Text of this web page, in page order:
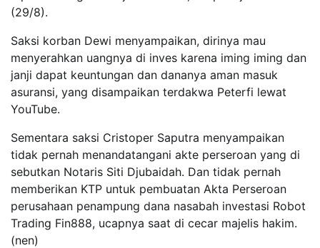
(29/8).
Saksi korban Dewi menyampaikan, dirinya mau
menyerahkan uangnya di inves karena iming iming dan
janji dapat keuntungan dan dananya aman masuk
asuransi, yang disampaikan terdakwa Peterfi lewat
YouTube.
Sementara saksi Cristoper Saputra menyampaikan
tidak pernah menandatangani akte perseroan yang di
sebutkan Notaris Siti Djubaidah. Dan tidak pernah
memberikan KTP untuk pembuatan Akta Perseroan
perusahaan penampung dana nasabah investasi Robot
Trading Fin888, ucapnya saat di cecar majelis hakim.
(nen)